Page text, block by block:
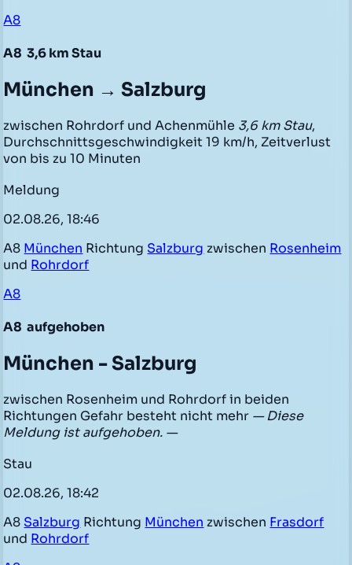
A8
A8 3,6 km Stau
München → Salzburg
zwischen Rohrdorf und Achenmühle 3,6 km Stau,
Durchschnittsgeschwindigkeit 19 km/h, Zeitverlust
von bis zu 10 Minuten
Meldung
02.08.26, 18:46
A8 München Richtung Salzburg zwischen Rosenheim
und Rohrdorf
A8
A8 aufgehoben
München - Salzburg
zwischen Rosenheim und Rohrdorf in beiden
Richtungen Gefahr besteht nicht mehr — Diese
Meldung ist aufgehoben. —
Stau
02.08.26, 18:42
A8 Salzburg Richtung München zwischen Frasdorf
und Rohrdorf